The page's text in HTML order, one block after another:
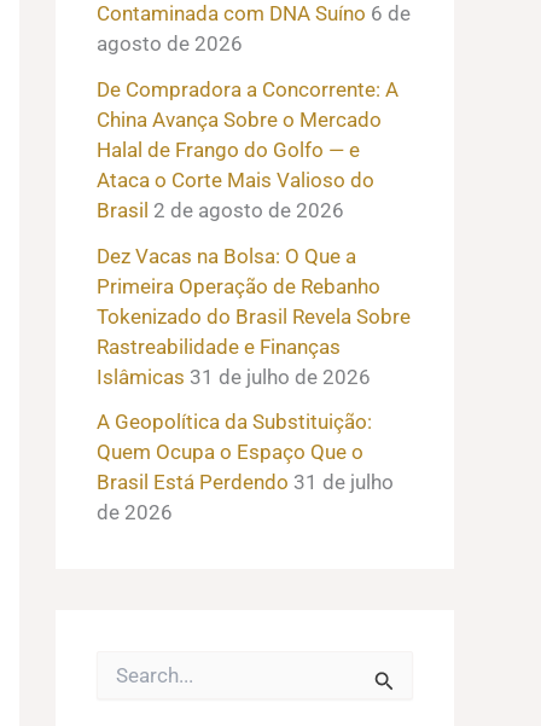
Contaminada com DNA Suíno 6 de
agosto de 2026
De Compradora a Concorrente: A
China Avança Sobre o Mercado
Halal de Frango do Golfo — e
Ataca o Corte Mais Valioso do
Brasil 2 de agosto de 2026
Dez Vacas na Bolsa: O Que a
Primeira Operação de Rebanho
Tokenizado do Brasil Revela Sobre
Rastreabilidade e Finanças
Islâmicas 31 de julho de 2026
A Geopolítica da Substituição:
Quem Ocupa o Espaço Que o
Brasil Está Perdendo 31 de julho
de 2026